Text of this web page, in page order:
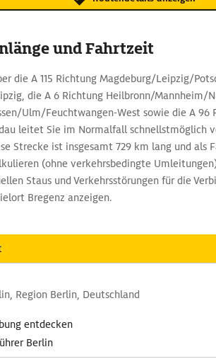
und Fahrtzeit
die A 115 Richtung Magdeburg/Leipzig/
die A 6 Richtung Heilbronn/Mannheim/
Ulm/Feuchtwangen-West sowie die A 96
leitet Sie im Normalfall schnellstmöglich
Strecke ist insgesamt 729 km lang und als
(ohne verkehrsbedingte
Staus und Verkehrsstörungen für die
Bregenz anzeigen.
Region Berlin, Deutschland
entdecken
Berlin